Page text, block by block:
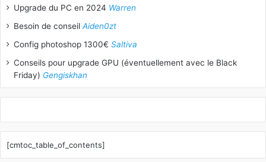
Upgrade du PC en 2024 Warren
Besoin de conseil Aiden0zt
Config photoshop 1300€ Saltiva
Conseils pour upgrade GPU (éventuellement avec le Black
Friday) Gengiskhan
[cmtoc_table_of_contents]